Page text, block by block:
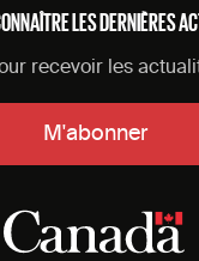
LES DERNIÈRES
recevoir les
M'abonner